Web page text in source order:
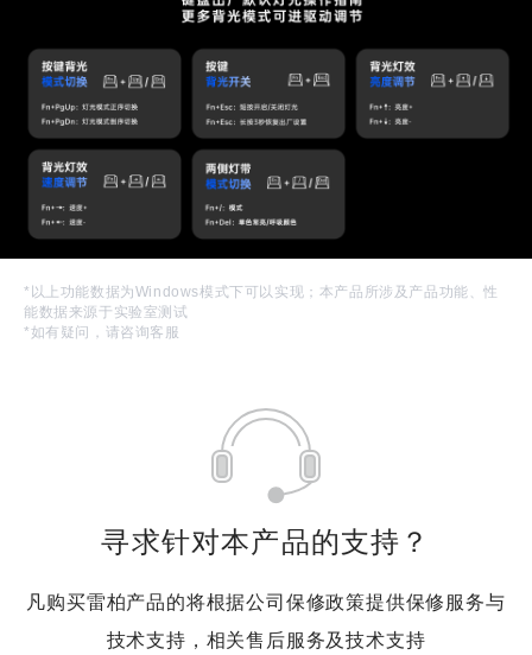
*以上功能数据为Windows模式下可以实现；本产品所涉及产品功能、性
能数据来源于实验室测试
*如有疑问，请咨询客服
寻求针对本产品的支持？
凡购买雷柏产品的将根据公司保修政策提供保修服务与
技术支持，相关售后服务及技术支持